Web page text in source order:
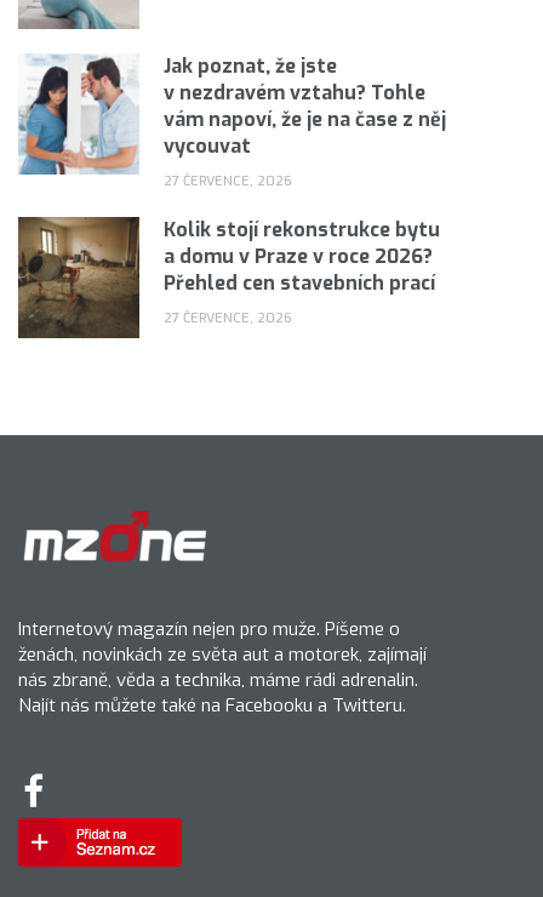
Jak poznat, že jste
v nezdravém vztahu? Tohle
vám napoví, že je na čase z něj
vycouvat
27 ČERVENCE, 2026
Kolik stojí rekonstrukce bytu
a domu v Praze v roce 2026?
Přehled cen stavebních prací
27 ČERVENCE, 2026
Internetový magazín nejen pro muže. Píšeme o
ženách, novinkách ze světa aut a motorek, zajímají
nás zbraně, věda a technika, máme rádi adrenalin.
Najít nás můžete také na Facebooku a Twitteru.